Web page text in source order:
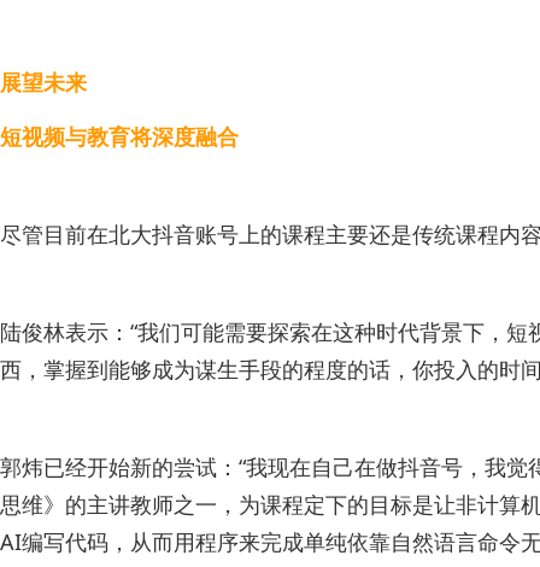
展望未来
短视频与教育将深度融合
尽管目前在北大抖音账号上的课程主要还是传统课程内
陆俊林表示：“我们可能需要探索在这种时代背景下，
西，掌握到能够成为谋生手段的程度的话，你投入的时
郭炜已经开始新的尝试：“我现在自己在做抖音号，我
思维》的主讲教师之一，为课程定下的目标是让非计算
AI编写代码，从而用程序来完成单纯依靠自然语言命